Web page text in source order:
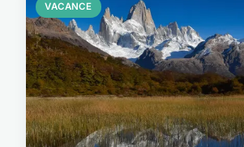
VACANCE